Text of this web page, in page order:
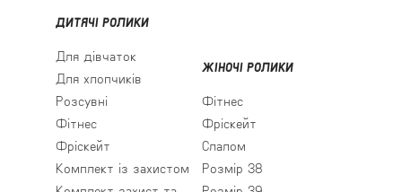
ДИТЯЧІ РОЛИКИ
Для дівчаток
Для хлопчиків
Розсувні
Фітнес
Фріскейт
Комплект із захистом
ЖІНОЧІ РОЛИКИ
Фітнес
Фріскейт
Слалом
Розмір 38